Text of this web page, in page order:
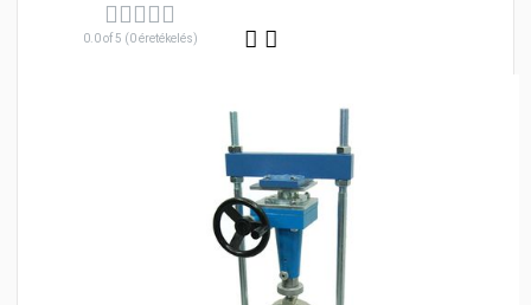
0.0 of 5 (0 éretékelés)